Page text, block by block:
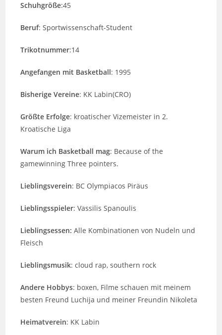
Schuhgröße:45
Beruf: Sportwissenschaft-Student
Trikotnummer:14
Angefangen mit Basketball: 1995
Bisherige Vereine: KK Labin(CRO)
Größte Erfolge: kroatischer Vizemeister in 2.
Kroatische Liga
Warum ich Basketball mag: Because of the
gamewinning Three pointers.
Lieblingsverein: BC Olympiacos Piräus
Lieblingsspieler: Vassilis Spanoulis
Lieblingsessen:Alle Kombinationen von Nudeln und
Fleisch
Lieblingsmusik: cloud rap, southern rock
Andere Hobbys: boxen, Filme schauen mit meinem
besten Freund Luchija und meiner Freundin Nikoleta
Heimatverein: KK Labin